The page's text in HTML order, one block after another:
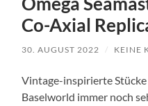
Co-Axial
30. AUGUST 2022 / KEINE
Vintage-inspirierte
Baselworld immer noch